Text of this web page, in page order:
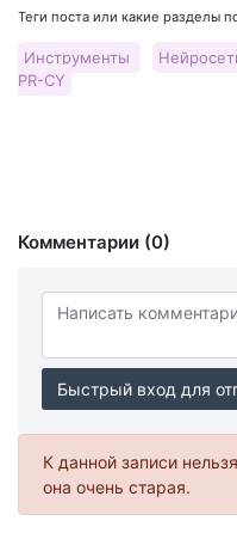
Теги поста или какие разделы
Инструменты
PR-CY
Комментарии (0)
Быстрый вход для
К данной записи
она очень старая.